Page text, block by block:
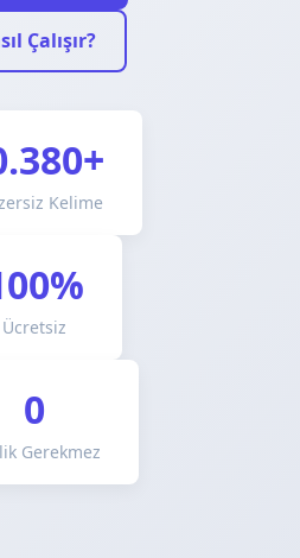
Çalışır?
Kelime
Ücretsiz
0
Gerekmez